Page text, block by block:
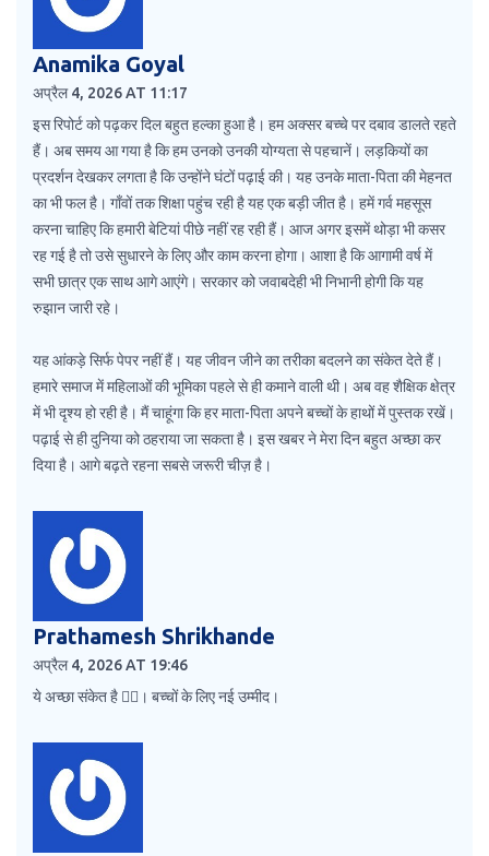
Anamika Goyal
अप्रैल 4, 2026 AT 11:17
इस रिपोर्ट को पढ़कर दिल बहुत हल्का हुआ है। हम अक्सर बच्चे पर दबाव डालते रहते
हैं। अब समय आ गया है कि हम उनको उनकी योग्यता से पहचानें। लड़कियों का
प्रदर्शन देखकर लगता है कि उन्होंने घंटों पढ़ाई की। यह उनके माता-पिता की मेहनत
का भी फल है। गाँवों तक शिक्षा पहुंच रही है यह एक बड़ी जीत है। हमें गर्व महसूस
करना चाहिए कि हमारी बेटियां पीछे नहीं रह रही हैं। आज अगर इसमें थोड़ा भी कसर
रह गई है तो उसे सुधारने के लिए और काम करना होगा। आशा है कि आगामी वर्ष में
सभी छात्र एक साथ आगे आएंगे। सरकार को जवाबदेही भी निभानी होगी कि यह
रुझान जारी रहे।
यह आंकड़े सिर्फ पेपर नहीं हैं। यह जीवन जीने का तरीका बदलने का संकेत देते हैं।
हमारे समाज में महिलाओं की भूमिका पहले से ही कमाने वाली थी। अब वह शैक्षिक क्षेत्र
में भी दृश्य हो रही है। मैं चाहूंगा कि हर माता-पिता अपने बच्चों के हाथों में पुस्तक रखें।
पढ़ाई से ही दुनिया को ठहराया जा सकता है। इस खबर ने मेरा दिन बहुत अच्छा कर
दिया है। आगे बढ़ते रहना सबसे जरूरी चीज़ है।
Prathamesh Shrikhande
अप्रैल 4, 2026 AT 19:46
ये अच्छा संकेत है 👍🏻। बच्चों के लिए नई उम्मीद।